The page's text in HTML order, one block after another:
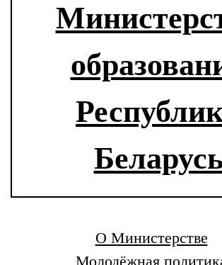
О Министерстве
Молодёжная